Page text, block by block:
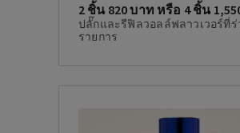
2 ชิ้น 820 บาท หรือ 4 ชิ้น
ปลั๊กและรีฟิลวอลล์ฟลาวเวอร์ที่ร่
รายการ